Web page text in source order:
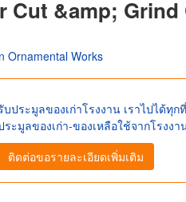
Cut &amp; Grind
Ornamental Works
บประมูลของเก่าโรงงาน เราไปได้
ระมูลของเก่า-ของเหลือใช้จากโรงง
ติดต่อขอรายละเอียดเพิ่มเติม